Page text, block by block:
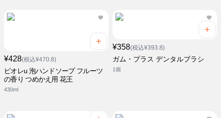
¥428(税込¥470.8)
ビオレu 泡ハンドソープ フルーツ
の香り つめかえ用 花王
430ml
¥358(税込¥393.8)
ガム・プラス デンタルブラシ
1個